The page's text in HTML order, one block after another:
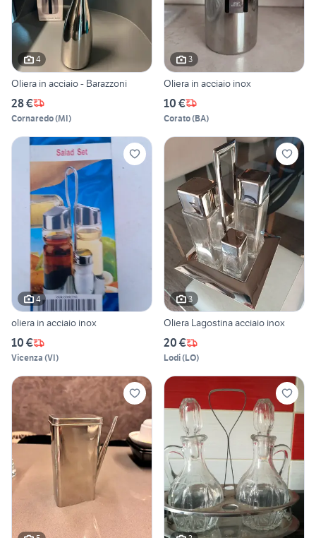
4
Oliera in acciaio - Barazzoni
28 €
Cornaredo(MI)
3
Oliera in acciaio inox
10 €
Corato(BA)
4
oliera in acciaio inox
10 €
Vicenza (VI)
3
Oliera Lagostina acciaio inox
20 €
Lodi(LO)